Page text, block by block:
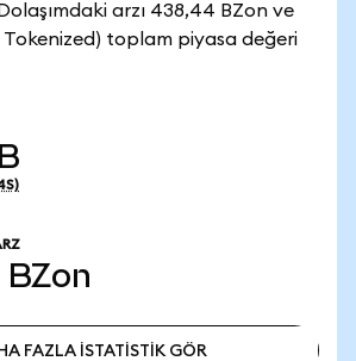
arzı 438,44 BZon ve
Tokenized) toplam piyasa değeri
BZon
FAZLA İSTATİSTİK GÖR